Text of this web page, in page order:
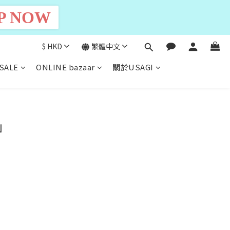
ONLINE bazaar 關於USAGI
$ HKD 繁體中文
NOW